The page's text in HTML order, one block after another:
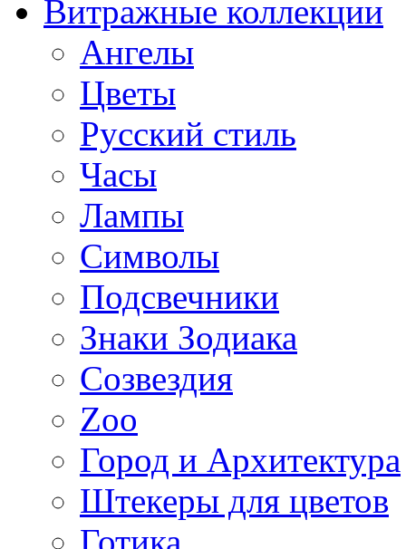
Витражные коллекции
Ангелы
Цветы
Русский стиль
Часы
Лампы
Символы
Подсвечники
Знаки Зодиака
Созвездия
Zoo
Город и Архитектура
Штекеры для цветов